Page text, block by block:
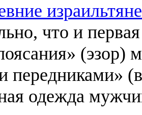
израильтяне
что и
(эзор)
передниками»
одежда